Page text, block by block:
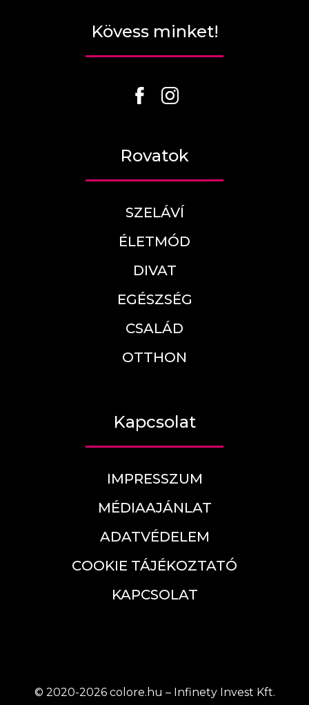
Kövess minket!
Rovatok
SZELÁVÍ
ÉLETMÓD
DIVAT
EGÉSZSÉG
CSALÁD
OTTHON
Kapcsolat
IMPRESSZUM
MÉDIAAJÁNLAT
ADATVÉDELEM
COOKIE TÁJÉKOZTATÓ
KAPCSOLAT
© 2020-2026 colore.hu – Infinety Invest Kft.